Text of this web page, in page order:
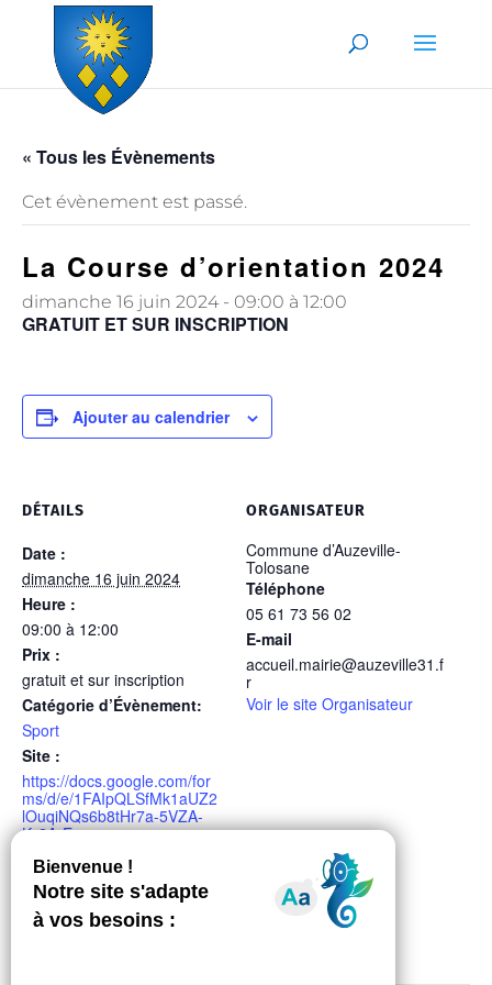
Skip to content
« Tous les Évènements
Cet évènement est passé.
La Course d’orientation 2024
dimanche 16 juin 2024 - 09:00 à 12:00
GRATUIT ET SUR INSCRIPTION
Ajouter au calendrier
DÉTAILS
Date :
dimanche 16 juin 2024
Heure :
09:00 à 12:00
Prix :
gratuit et sur inscription
Catégorie d’Évènement:
Sport
Site :
https://docs.google.com/for
ms/d/e/1FAIpQLSfMk1aUZ2
lOuqiNQs6b8tHr7a-5VZA-
Ky2A-E-
pli=1
ORGANISATEUR
Commune d’Auzeville-
Tolosane
Téléphone
05 61 73 56 02
E-mail
accueil.mairie@auzeville31.f
r
Voir le site Organisateur
LIEU